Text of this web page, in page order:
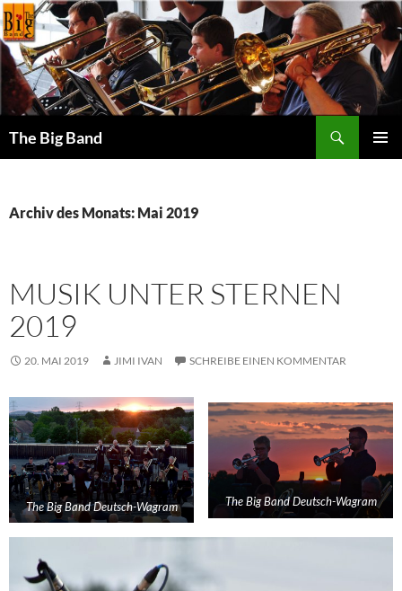
Zum
Inhalt
springen
The Big Band
Archiv des Monats: Mai 2019
MUSIK UNTER STERNEN
2019
20. MAI 2019 JIMI IVAN SCHREIBE EINEN KOMMENTAR
The Big Band Deutsch-Wagram The Big Band Deutsch-Wagram